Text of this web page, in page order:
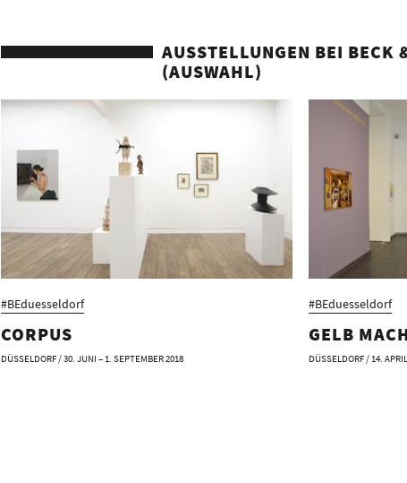
AUSSTELLUNGEN BEI BECK
(AUSWAHL)
#BEduesseldorf
CORPUS
DÜSSELDORF / 30. JUNI – 1. SEPTEMBER 2018
#BEduesseldorf
GELB
DÜSSELDORF / 14.